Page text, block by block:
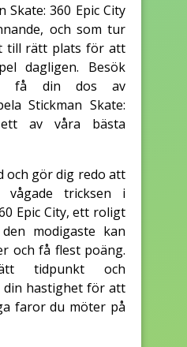
Skate: 360 Epic City
och som tur
till rätt plats för att
dagligen. Besök
få din dos av
Stickman Skate:
av våra bästa
och gör dig redo att
tricksen i
Epic City, ett roligt
modigaste kan
och få flest poäng.
tidpunkt och
din hastighet för att
faror du möter på